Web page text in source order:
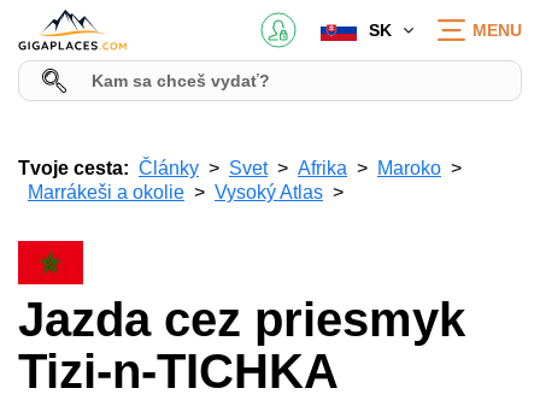
SK MENU
Tvoje cesta: Články Svet Afrika
Maroko
Marrákeši a okolie
Vysoký Atlas
Jazda cez priesmyk
Tizi-n-TICHKA